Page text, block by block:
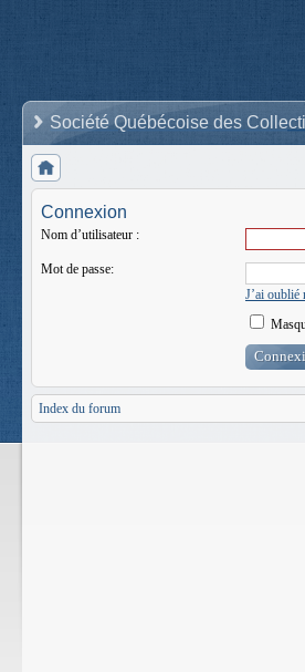
Société Québécoise des
Connexion
Nom d’utilisateur :
Mot de passe:
J’ai oublié
Index du forum